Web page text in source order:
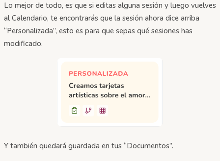
Lo mejor de todo, es que si editas alguna sesión y luego vuelves
al Calendario, te encontrarás que la sesión ahora dice arriba
“Personalizada”, esto es para que sepas qué sesiones has
modificado.
Y también quedará guardada en tus “Documentos”.